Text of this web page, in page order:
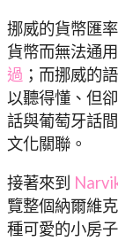
挪威的貨幣匯
貨幣而無法通
過 ；而挪威的
以聽得懂、但
話與葡萄牙話
文化關聯。
接著來到
覽整個納爾維
種可愛的小房